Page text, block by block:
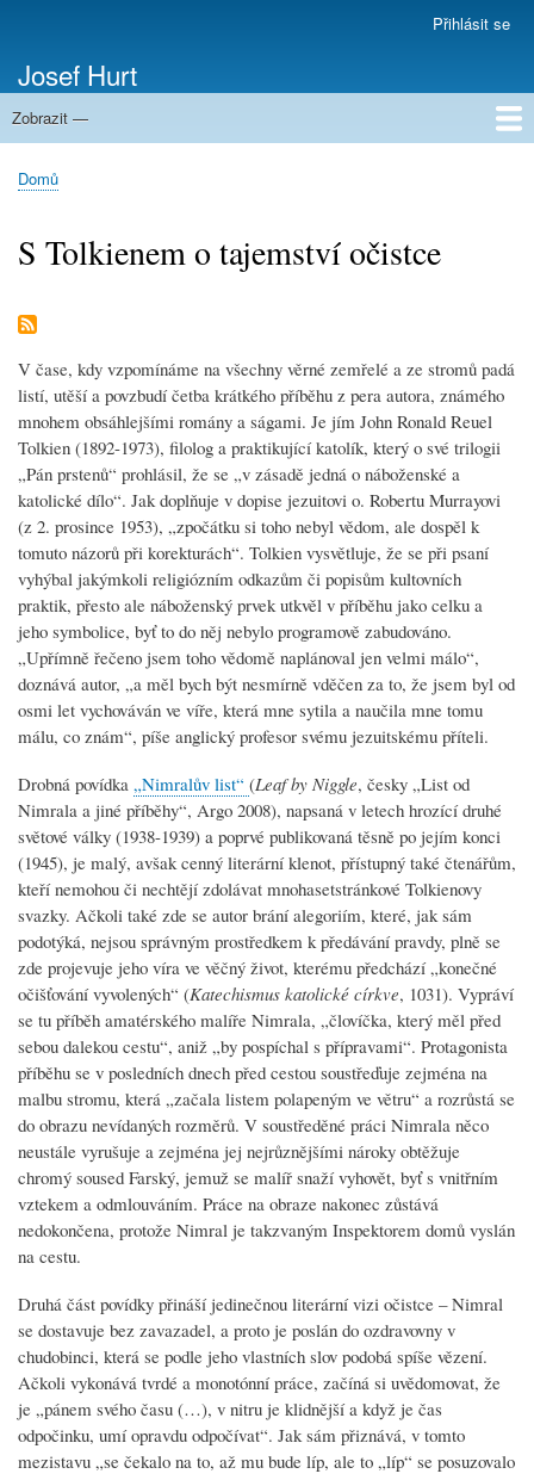
obsahu
uživatelského
účtu
Přihlásit se
Josef Hurt
Zobrazit —
Domů
Drobečková
Domů
S Tolkienem o tajemství očistce
V čase, kdy vzpomínáme na všechny věrné zemřelé a ze stromů padá
listí, utěší a povzbudí četba krátkého příběhu z pera autora, známého
mnohem obsáhlejšími romány a ságami. Je jím John Ronald Reuel
Tolkien (1892-1973), filolog a praktikující katolík, který o své trilogii
„Pán prstenů“ prohlásil, že se „v zásadě jedná o náboženské a
katolické dílo“. Jak doplňuje v dopise jezuitovi o. Robertu Murrayovi
(z 2. prosince 1953), „zpočátku si toho nebyl vědom, ale dospěl k
tomuto názorů při korekturách“. Tolkien vysvětluje, že se při psaní
vyhýbal jakýmkoli religiózním odkazům či popisům kultovních
praktik, přesto ale náboženský prvek utkvěl v příběhu jako celku a
jeho symbolice, byť to do něj nebylo programově zabudováno.
„Upřímně řečeno jsem toho vědomě naplánoval jen velmi málo“,
doznává autor, „a měl bych být nesmírně vděčen za to, že jsem byl od
osmi let vychováván ve víře, která mne sytila a naučila mne tomu
málu, co znám“, píše anglický profesor svému jezuitskému příteli.
Drobná povídka „Nimralův list“ (Leaf by Niggle, česky „List od
Nimrala a jiné příběhy“, Argo 2008), napsaná v letech hrozící druhé
světové války (1938-1939) a poprvé publikovaná těsně po jejím konci
(1945), je malý, avšak cenný literární klenot, přístupný také čtenářům,
kteří nemohou či nechtějí zdolávat mnohasetstránkové Tolkienovy
svazky. Ačkoli také zde se autor brání alegoriím, které, jak sám
podotýká, nejsou správným prostředkem k předávání pravdy, plně se
zde projevuje jeho víra ve věčný život, kterému předchází „konečné
očišťování vyvolených“ (Katechismus katolické církve, 1031). Vypráví
se tu příběh amatérského malíře Nimrala, „človíčka, který měl před
sebou dalekou cestu“, aniž „by pospíchal s přípravami“. Protagonista
příběhu se v posledních dnech před cestou soustřeďuje zejména na
malbu stromu, která „začala listem polapeným ve větru“ a rozrůstá se
do obrazu nevídaných rozměrů. V soustředěné práci Nimrala něco
neustále vyrušuje a zejména jej nejrůznějšími nároky obtěžuje
chromý soused Farský, jemuž se malíř snaží vyhovět, byť s vnitřním
vztekem a odmlouváním. Práce na obraze nakonec zůstává
nedokončena, protože Nimral je takzvaným Inspektorem domů vyslán
na cestu.
Druhá část povídky přináší jedinečnou literární vizi očistce – Nimral
se dostavuje bez zavazadel, a proto je poslán do ozdravovny v
chudobinci, která se podle jeho vlastních slov podobá spíše vězení.
Ačkoli vykonává tvrdé a monotónní práce, začíná si uvědomovat, že
je „pánem svého času (…), v nitru je klidnější a když je čas
odpočinku, umí opravdu odpočívat“. Jak sám přiznává, v tomto
mezistavu „se čekalo na to, až mu bude líp, ale to „líp“ se posuzovalo